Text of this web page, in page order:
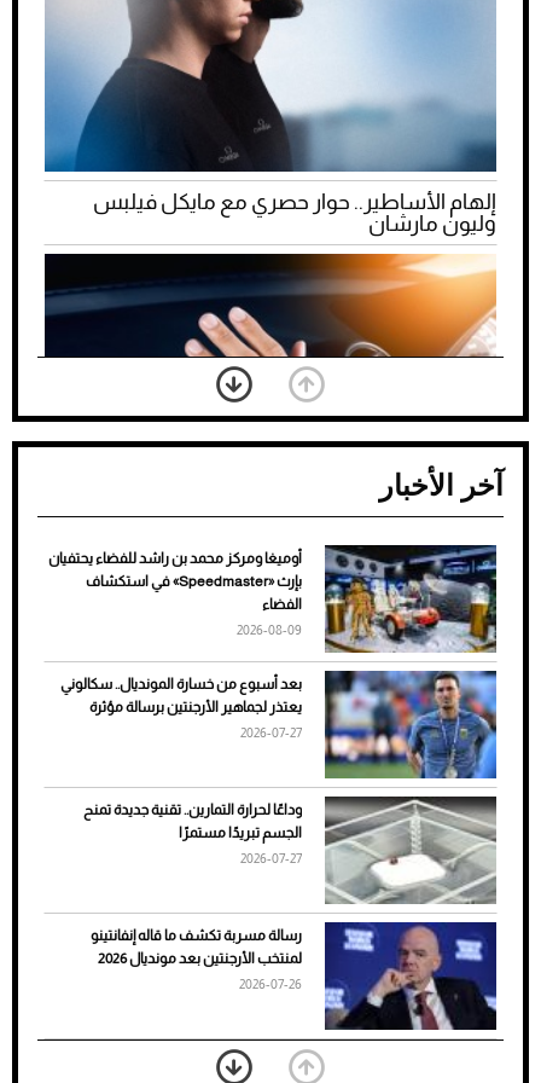
إلهام الأساطير.. حوار حصري مع مايكل فيلبس
وليون مارشان
ضعف تبريد مكيف السيارة عند الوقوف.. أشهر
الأسباب والحلول
7 نصائح لاختيار لون البنطلون المناسب للقميص
الأسود
آخر الأخبار
أوميغا ومركز محمد بن راشد للفضاء يحتفيان
بإرث «Speedmaster» في استكشاف
الفضاء
2026-08-09
بعد أسبوع من خسارة المونديال.. سكالوني
يعتذر لجماهير الأرجنتين برسالة مؤثرة
2026-07-27
وداعًا لحرارة التمارين.. تقنية جديدة تمنح
الجسم تبريدًا مستمرًا
2026-07-27
رسالة مسربة تكشف ما قاله إنفانتينو
لمنتخب الأرجنتين بعد مونديال 2026
2026-07-26
«الجوازات» تكشف طريقة استخراج رقم